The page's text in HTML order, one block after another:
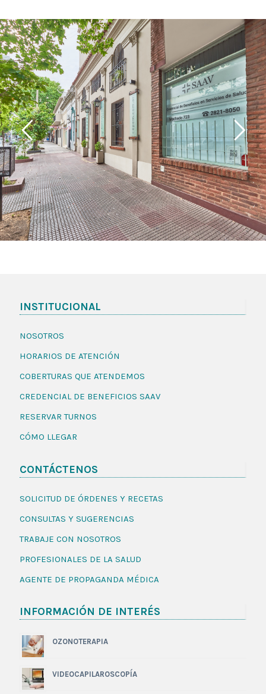
INSTITUCIONAL
NOSOTROS
HORARIOS DE ATENCIÓN
COBERTURAS QUE ATENDEMOS
CREDENCIAL DE BENEFICIOS SAAV
RESERVAR TURNOS
CÓMO LLEGAR
CONTÁCTENOS
SOLICITUD DE ÓRDENES Y RECETAS
CONSULTAS Y SUGERENCIAS
TRABAJE CON NOSOTROS
PROFESIONALES DE LA SALUD
AGENTE DE PROPAGANDA MÉDICA
INFORMACIÓN DE INTERÉS
OZONOTERAPIA
VIDEOCAPILAROSCOPÍA